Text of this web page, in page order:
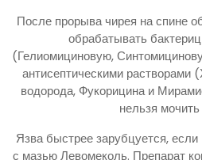
После прорыва чирея на спине
обрабатывать
(Гелиомициновую,
антисептическими растворами
водорода, Фукорицина и
нельзя
Язва быстрее зарубцуется,
с мазью Левомеколь. Препарат